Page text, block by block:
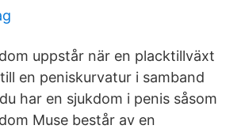
uppstår när en placktillväxt
en peniskurvatur i samband
har en sjukdom i penis såsom
Muse består av en